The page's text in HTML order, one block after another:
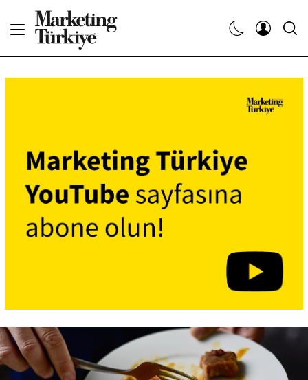
Dergiler
Etkinlikler
Araştırma